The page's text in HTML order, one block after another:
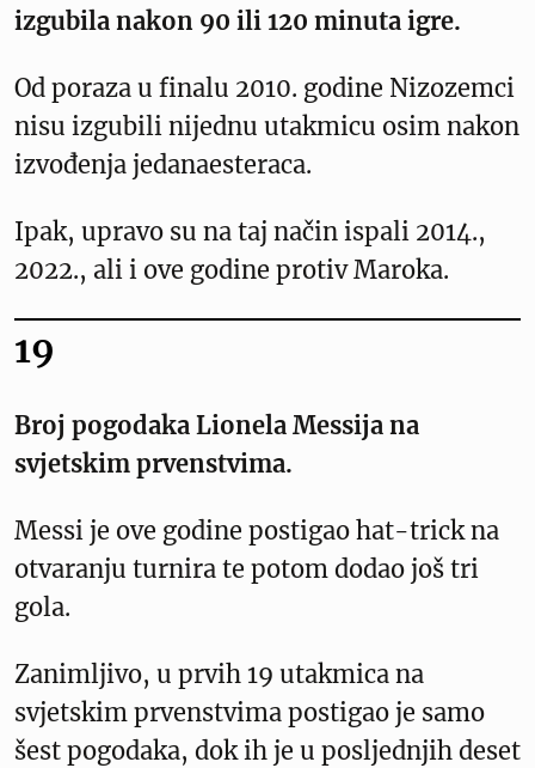
izgubila nakon 90 ili 120 minuta igre.
Od poraza u finalu 2010. godine Nizozemci
nisu izgubili nijednu utakmicu osim nakon
izvođenja jedanaesteraca.
Ipak, upravo su na taj način ispali 2014.,
2022., ali i ove godine protiv Maroka.
19
Broj pogodaka Lionela Messija na
svjetskim prvenstvima.
Messi je ove godine postigao hat-trick na
otvaranju turnira te potom dodao još tri
gola.
Zanimljivo, u prvih 19 utakmica na
svjetskim prvenstvima postigao je samo
šest pogodaka, dok ih je u posljednjih deset